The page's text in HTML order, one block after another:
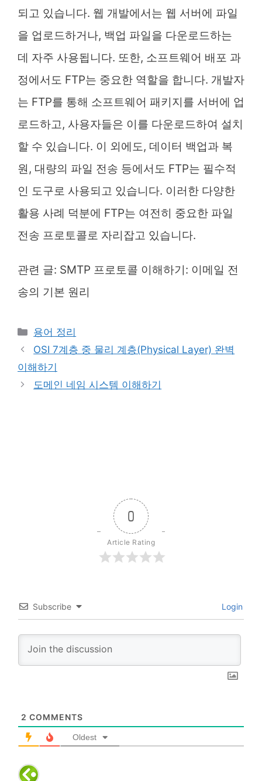
되고 있습니다. 웹 개발에서는 웹 서버에 파일
을 업로드하거나, 백업 파일을 다운로드하는
데 자주 사용됩니다. 또한, 소프트웨어 배포 과
정에서도 FTP는 중요한 역할을 합니다. 개발자
는 FTP를 통해 소프트웨어 패키지를 서버에 업
로드하고, 사용자들은 이를 다운로드하여 설치
할 수 있습니다. 이 외에도, 데이터 백업과 복
원, 대량의 파일 전송 등에서도 FTP는 필수적
인 도구로 사용되고 있습니다. 이러한 다양한
활용 사례 덕분에 FTP는 여전히 중요한 파일
전송 프로토콜로 자리잡고 있습니다.
관련 글: SMTP 프로토콜 이해하기: 이메일 전
송의 기본 원리
Categories
용어 정리
OSI 7계층 중 물리 계층(Physical Layer) 완벽
이해하기
도메인 네임 시스템 이해하기
0
Article Rating
Subscribe Login
2 COMMENTS
Oldest